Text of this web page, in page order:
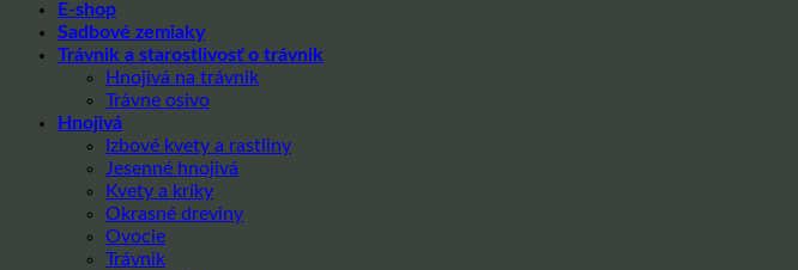
E-shop
Sadbové zemiaky
Trávnik a starostlivosť o trávnik
Hnojivá na trávnik
Trávne osivo
Hnojivá
Izbové kvety a rastliny
Jesenné hnojivá
Kvety a kríky
Okrasné dreviny
Ovocie
Trávnik